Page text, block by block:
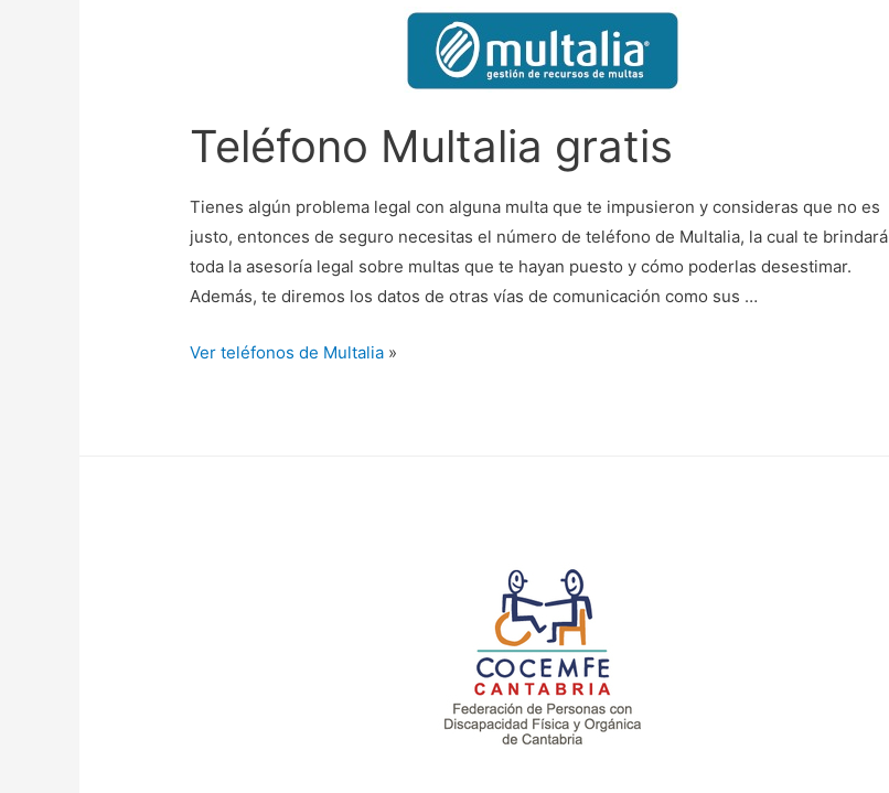
Teléfono Multalia gratis
Tienes algún problema legal con alguna multa que te impusieron y consideras que no es
justo, entonces de seguro necesitas el número de teléfono de Multalia, la cual te brindará
toda la asesoría legal sobre multas que te hayan puesto y cómo poderlas desestimar.
Además, te diremos los datos de otras vías de comunicación como sus …
Ver teléfonos de Multalia »